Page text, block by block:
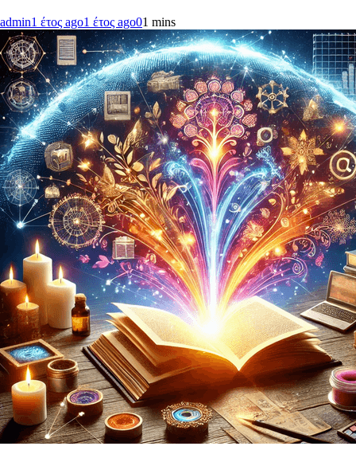
admin1 έτος ago1 έτος ago01 mins